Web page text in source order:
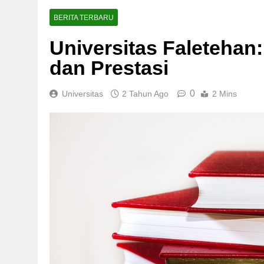
BERITA TERBARU
Universitas
dan Prestasi
Universitas 2 Tahun Ago 0 2 Mins